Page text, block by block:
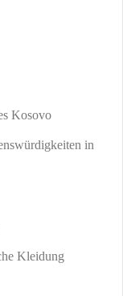
Kosovo
in
Kleidung